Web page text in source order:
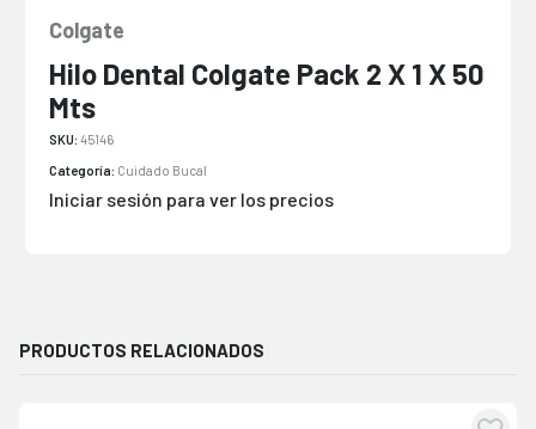
Colgate
Hilo Dental Colgate Pack 2 X 1 X 50
Mts
SKU: 45146
Categoría: Cuidado Bucal
Iniciar sesión para ver los precios
PRODUCTOS RELACIONADOS